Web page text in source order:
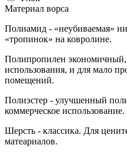
Материал ворса
Полиамид - «неубиваемая»
«тропинок» на ковролине.
Полипропилен экономичный,
использования, и для мало
помещений.
Полиэстер - улучшенный
коммерческое использование.
Шерсть - классика. Для
матеариалов.